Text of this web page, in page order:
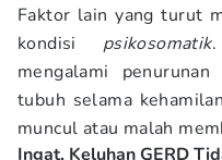
Faktor lain yang turut
kondisi psikosomatik
mengalami
tubuh selama
muncul atau malah
Ingat, Keluhan GERD